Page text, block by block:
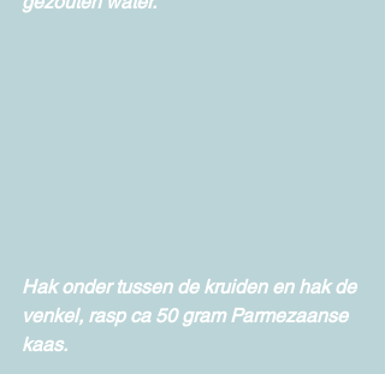
Hak onder tussen de kruiden en hak de
venkel, rasp ca 50 gram Parmezaanse
kaas.